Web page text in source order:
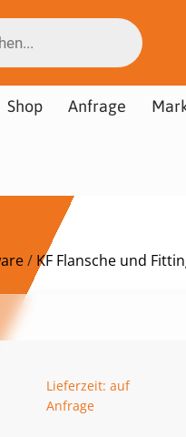
Shop Anfrage
/ KF Flansche und
Lieferzeit: auf
Anfrage